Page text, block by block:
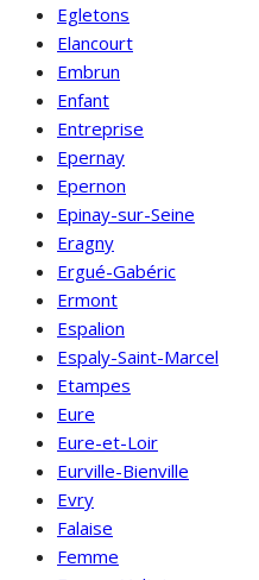
Egletons
Elancourt
Embrun
Enfant
Entreprise
Epernay
Epernon
Epinay-sur-Seine
Eragny
Ergué-Gabéric
Ermont
Espalion
Espaly-Saint-Marcel
Etampes
Eure
Eure-et-Loir
Eurville-Bienville
Evry
Falaise
Femme